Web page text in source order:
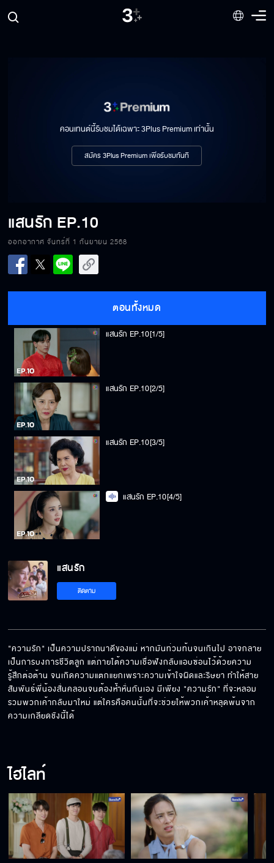
คอนเทนต์นี้รับชมได้เฉพาะ 3Plus Premium เท่านั้น
สมัคร 3Plus Premium เพื่อรับชมทันที
แสนรัก EP.10
ออกอากาศ จันทร์ที่ 1 กันยายน 2568
ตอนทั้งหมด
แสนรัก EP.10[1/5]
แสนรัก EP.10[2/5]
แสนรัก EP.10[3/5]
แสนรัก EP.10[4/5]
แสนรัก
ติดตาม
"ความรัก" เป็นความปราถนาดีของแม่ หากมันท่วมท้นจนเกินไป อาจกลาย
เป็นการบงการชีวิตลูก แต่ภายใต้ความเชื่อฟังกลับแอบซ่อนไว้ด้วยความ
รู้สึกต่อต้าน จนเกิดความแตกแยกเพราะความเข้าใจผิดและริษยา ทำให้สาย
สัมพันธ์พี่น้องสั่นคลอนจนต้องห้ำหั่นกันเอง มีเพียง "ความรัก" ที่จะหลอม
รวมพวกเค้ากลับมาใหม่ แต่ใครคือคนนั้นที่จะช่วยให้พวกเค้าหลุดพ้นจาก
ความเกลียดชังนี้ได้
ไฮไลท์